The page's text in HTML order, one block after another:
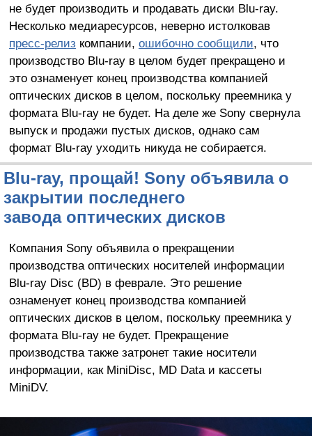
не будет производить и продавать диски Blu-ray.
Несколько медиаресурсов, неверно истолковав
пресс-релиз компании, ошибочно сообщили, что
производство Blu-ray в целом будет прекращено и
это ознаменует конец производства компанией
оптических дисков в целом, поскольку преемника у
формата Blu-ray не будет. На деле же Sony свернула
выпуск и продажи пустых дисков, однако сам
формат Blu-ray уходить никуда не собирается.
Blu-ray, прощай! Sony объявила о
закрытии последнего
завода оптических дисков
Компания Sony объявила о прекращении
производства оптических носителей информации
Blu-ray Disc (BD) в феврале. Это решение
ознаменует конец производства компанией
оптических дисков в целом, поскольку преемника у
формата Blu-ray не будет. Прекращение
производства также затронет такие носители
информации, как MiniDisc, MD Data и кассеты
MiniDV.